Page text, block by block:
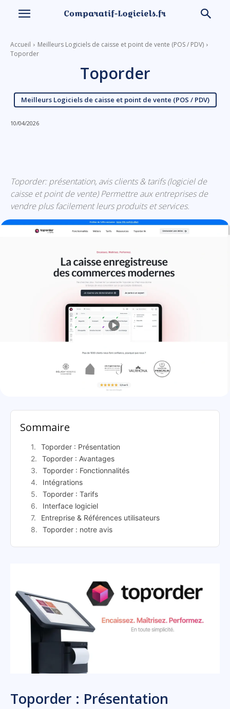
Accueil
Meilleurs Logiciels de caisse et point de vente (POS / PDV)
Toporder
Toporder
Meilleurs Logiciels de caisse et point de vente (POS / PDV)
10/04/2026
Toporder: présentation, avis clients & tarifs (logiciel de
caisse et point de vente) Permettre aux entreprises de
vendre plus facilement leurs produits et services.
Toporder: présentation
Sommaire
Toporder : Présentation
Toporder : Avantages
Toporder : Fonctionnalités
Intégrations
Toporder : Tarifs
Interface logiciel
Entreprise & Références utilisateurs
Toporder : notre avis
Toporder : Présentation